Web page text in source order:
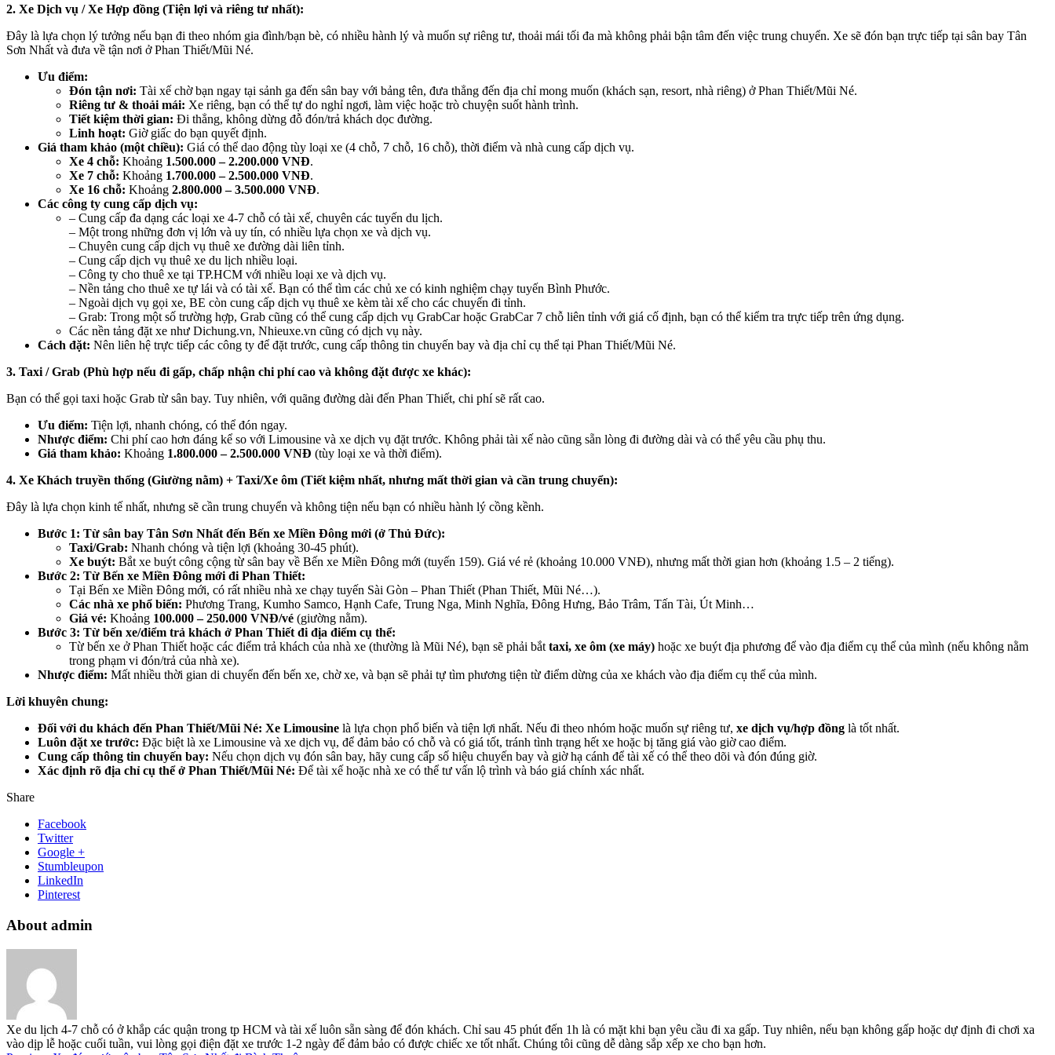
2. Xe Dịch vụ / Xe Hợp đồng (Tiện lợi và riêng tư nhất):
Đây là lựa chọn lý tưởng nếu bạn đi theo nhóm gia đình/bạn bè, có nhiều hành lý và muốn sự riêng tư, thoải mái tối đa mà không phải bận tâm đến việc trung chuyển. Xe sẽ đón bạn trực tiếp tại sân bay Tân
Sơn Nhất và đưa về tận nơi ở Phan Thiết/Mũi Né.
Ưu điểm:
Đón tận nơi: Tài xế chờ bạn ngay tại sảnh ga đến sân bay với bảng tên, đưa thẳng đến địa chỉ mong muốn (khách sạn, resort, nhà riêng) ở Phan Thiết/Mũi Né.
Riêng tư & thoải mái: Xe riêng, bạn có thể tự do nghỉ ngơi, làm việc hoặc trò chuyện suốt hành trình.
Tiết kiệm thời gian: Đi thẳng, không dừng đỗ đón/trả khách dọc đường.
Linh hoạt: Giờ giấc do bạn quyết định.
Giá tham khảo (một chiều): Giá có thể dao động tùy loại xe (4 chỗ, 7 chỗ, 16 chỗ), thời điểm và nhà cung cấp dịch vụ.
Xe 4 chỗ: Khoảng 1.500.000 – 2.200.000 VNĐ.
Xe 7 chỗ: Khoảng 1.700.000 – 2.500.000 VNĐ.
Xe 16 chỗ: Khoảng 2.800.000 – 3.500.000 VNĐ.
Các công ty cung cấp dịch vụ:
– Cung cấp đa dạng các loại xe 4-7 chỗ có tài xế, chuyên các tuyến du lịch.
– Một trong những đơn vị lớn và uy tín, có nhiều lựa chọn xe và dịch vụ.
– Chuyên cung cấp dịch vụ thuê xe đường dài liên tỉnh.
– Cung cấp dịch vụ thuê xe du lịch nhiều loại.
– Công ty cho thuê xe tại TP.HCM với nhiều loại xe và dịch vụ.
– Nền tảng cho thuê xe tự lái và có tài xế. Bạn có thể tìm các chủ xe có kinh nghiệm chạy tuyến Bình Phước.
– Ngoài dịch vụ gọi xe, BE còn cung cấp dịch vụ thuê xe kèm tài xế cho các chuyến đi tỉnh.
– Grab: Trong một số trường hợp, Grab cũng có thể cung cấp dịch vụ GrabCar hoặc GrabCar 7 chỗ liên tỉnh với giá cố định, bạn có thể kiểm tra trực tiếp trên ứng dụng.
Các nền tảng đặt xe như Dichung.vn, Nhieuxe.vn cũng có dịch vụ này.
Cách đặt: Nên liên hệ trực tiếp các công ty để đặt trước, cung cấp thông tin chuyến bay và địa chỉ cụ thể tại Phan Thiết/Mũi Né.
3. Taxi / Grab (Phù hợp nếu đi gấp, chấp nhận chi phí cao và không đặt được xe khác):
Bạn có thể gọi taxi hoặc Grab từ sân bay. Tuy nhiên, với quãng đường dài đến Phan Thiết, chi phí sẽ rất cao.
Ưu điểm: Tiện lợi, nhanh chóng, có thể đón ngay.
Nhược điểm: Chi phí cao hơn đáng kể so với Limousine và xe dịch vụ đặt trước. Không phải tài xế nào cũng sẵn lòng đi đường dài và có thể yêu cầu phụ thu.
Giá tham khảo: Khoảng 1.800.000 – 2.500.000 VNĐ (tùy loại xe và thời điểm).
4. Xe Khách truyền thống (Giường nằm) + Taxi/Xe ôm (Tiết kiệm nhất, nhưng mất thời gian và cần trung chuyển):
Đây là lựa chọn kinh tế nhất, nhưng sẽ cần trung chuyển và không tiện nếu bạn có nhiều hành lý cồng kềnh.
Bước 1: Từ sân bay Tân Sơn Nhất đến Bến xe Miền Đông mới (ở Thủ Đức):
Taxi/Grab: Nhanh chóng và tiện lợi (khoảng 30-45 phút).
Xe buýt: Bắt xe buýt công cộng từ sân bay về Bến xe Miền Đông mới (tuyến 159). Giá vé rẻ (khoảng 10.000 VNĐ), nhưng mất thời gian hơn (khoảng 1.5 – 2 tiếng).
Bước 2: Từ Bến xe Miền Đông mới đi Phan Thiết:
Tại Bến xe Miền Đông mới, có rất nhiều nhà xe chạy tuyến Sài Gòn – Phan Thiết (Phan Thiết, Mũi Né…).
Các nhà xe phổ biến: Phương Trang, Kumho Samco, Hạnh Cafe, Trung Nga, Minh Nghĩa, Đông Hưng, Bảo Trâm, Tấn Tài, Út Minh…
Giá vé: Khoảng 100.000 – 250.000 VNĐ/vé (giường nằm).
Bước 3: Từ bến xe/điểm trả khách ở Phan Thiết đi địa điểm cụ thể:
Từ bến xe ở Phan Thiết hoặc các điểm trả khách của nhà xe (thường là Mũi Né), bạn sẽ phải bắttaxi, xe ôm (xe máy) hoặc xe buýt địa phương để vào địa điểm cụ thể của mình (nếu không nằm
trong phạm vi đón/trả của nhà xe).
Nhược điểm: Mất nhiều thời gian di chuyển đến bến xe, chờ xe, và bạn sẽ phải tự tìm phương tiện từ điểm dừng của xe khách vào địa điểm cụ thể của mình.
Lời khuyên chung:
Đối với du khách đến Phan Thiết/Mũi Né: Xe Limousine là lựa chọn phổ biến và tiện lợi nhất. Nếu đi theo nhóm hoặc muốn sự riêng tư, xe dịch vụ/hợp đồng là tốt nhất.
Luôn đặt xe trước: Đặc biệt là xe Limousine và xe dịch vụ, để đảm bảo có chỗ và có giá tốt, tránh tình trạng hết xe hoặc bị tăng giá vào giờ cao điểm.
Cung cấp thông tin chuyến bay: Nếu chọn dịch vụ đón sân bay, hãy cung cấp số hiệu chuyến bay và giờ hạ cánh để tài xế có thể theo dõi và đón đúng giờ.
Xác định rõ địa chỉ cụ thể ở Phan Thiết/Mũi Né: Để tài xế hoặc nhà xe có thể tư vấn lộ trình và báo giá chính xác nhất.
Share
Facebook
Twitter
Google +
Stumbleupon
LinkedIn
Pinterest
About admin
Xe du lịch 4-7 chỗ có ở khắp các quận trong tp HCM và tài xế luôn sẵn sàng để đón khách. Chỉ sau 45 phút đến 1h là có mặt khi bạn yêu cầu đi xa gấp. Tuy nhiên, nếu bạn không gấp hoặc dự định đi chơi xa
vào dịp lễ hoặc cuối tuần, vui lòng gọi điện đặt xe trước 1-2 ngày để đảm bảo có được chiếc xe tốt nhất. Chúng tôi cũng dễ dàng sắp xếp xe cho bạn hơn.